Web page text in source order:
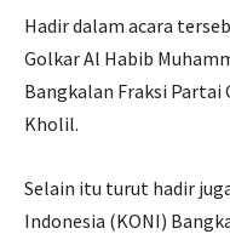
Hadir dalam acara
Golkar Al Habib
Bangkalan Fraksi Partai
Kholil.
Selain itu turut hadir
Indonesia (KONI)